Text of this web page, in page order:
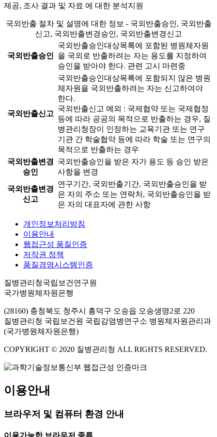
제공, 조사 결과 및 자료 에 대한 분석지원
국외반출 절차 및 설명에 대한 정보 - 국외반출승인, 국외반출
신고, 국외반출변경승인, 국외반출변경신고
국외반출승인
국외반출승인대상목록에 포함된 병원체자원
을 국외로 반출하려는 자는 용도를 지정하여
승인을 받아야 한다. 관련 고시 마련중
국외반출신고
국외반출승인대상목록에 포함되지 않은 병원
체자원을 국외반출하려는 자는 신고하여야
한다.
국외반출신고 예외 : 국제협약 또는 국제협정
등에 따라 공공의 목적으로 반출하는 경우, 질
병관리청장이 인정하는 교육기관 또는 연구
기관 간 학술협약 등에 따라 학술 또는 연구의
목적으로 반출하는 경우
국외반출변경
승인
국외반출승인을 받은 자가 용도 등 승인 받은
사항을 변경
국외반출변경
신고
연구기간, 국외반출기간, 국외반출승인을 받
은 자의 주소 또는 연락처, 국외반출승인을 받
은 자의 대표자에 관한 사항
개인정보처리방침
이용안내
웹접근성 품질인증
저작권 정책
품질경영시스템인증
질병관리청국립보건연구원
국가병원체자원은행
(28160) 충청북도 청주시 흥덕구 오송읍 오송생명2로 220
질병관리청 국립보건원 국립감염병연구소 병원체자원관리과
(국가병원체자원은행)
COPYRIGHT © 2020 질병관리청 ALL RIGHTS RESERVED.
이용안내
브라우저 및 컴퓨터 환경 안내